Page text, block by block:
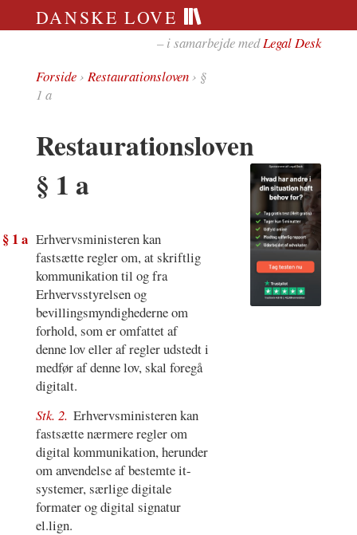
DANSKE LOVE
– i samarbejde medLegal Desk
Forside› Restaurationsloven› §
1 a
Restaurationsloven
§ 1 a
§ 1 a Erhvervsministeren kan
fastsætte regler om, at skriftlig
kommunikation til og fra
Erhvervsstyrelsen og
bevillingsmyndighederne om
forhold, som er omfattet af
denne lov eller af regler udstedt i
medfør af denne lov, skal foregå
digitalt.
Stk. 2. Erhvervsministeren kan
fastsætte nærmere regler om
digital kommunikation, herunder
om anvendelse af bestemte it-
systemer, særlige digitale
formater og digital signatur
el.lign.